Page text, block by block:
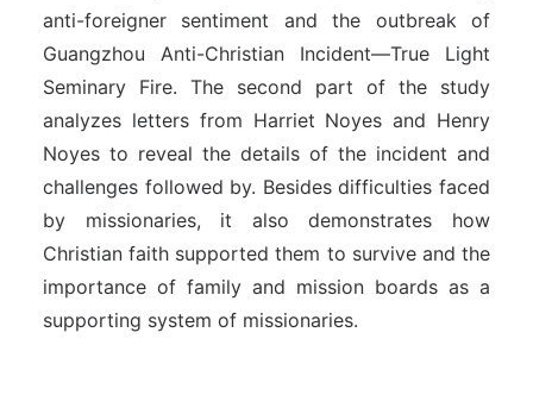
anti-foreigner sentiment and the outbreak of
Guangzhou Anti-Christian Incident—True Light
Seminary Fire. The second part of the study
analyzes letters from Harriet Noyes and Henry
Noyes to reveal the details of the incident and
challenges followed by. Besides difficulties faced
by missionaries, it also demonstrates how
Christian faith supported them to survive and the
importance of family and mission boards as a
supporting system of missionaries.